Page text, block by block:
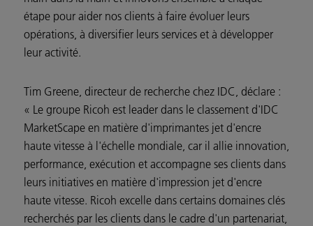
étape pour aider nos clients à faire évoluer leurs
opérations, à diversifier leurs services et à développer
leur activité.
Tim Greene, directeur de recherche chez IDC, déclare :
« Le groupe Ricoh est leader dans le classement d'IDC
MarketScape en matière d'imprimantes jet d'encre
haute vitesse à l'échelle mondiale, car il allie innovation,
performance, exécution et accompagne ses clients dans
leurs initiatives en matière d'impression jet d'encre
haute vitesse. Ricoh excelle dans certains domaines clés
recherchés par les clients dans le cadre d'un partenariat,